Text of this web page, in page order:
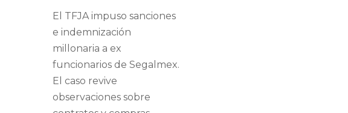
El TFJA impuso sanciones
e indemnización
millonaria a ex
funcionarios de Segalmex.
El caso revive
observaciones sobre